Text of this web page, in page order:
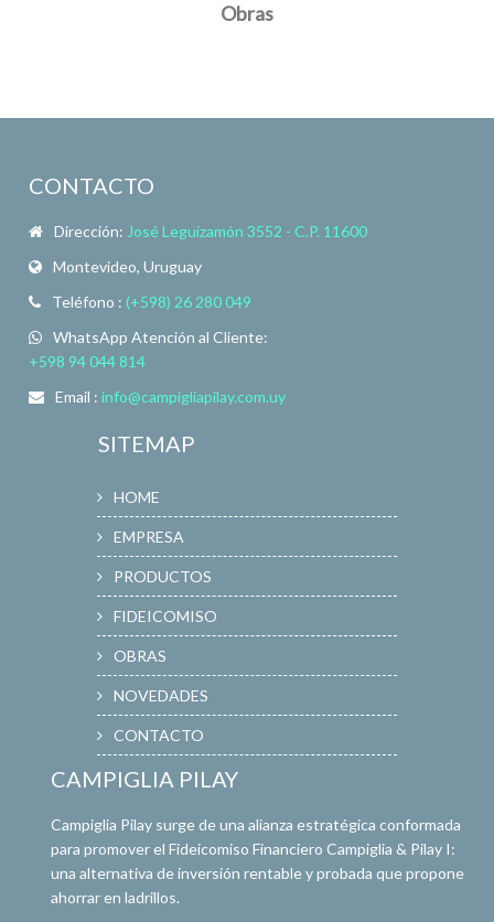
Obras
CONTACTO
Dirección: José Leguizamón 3552 - C.P. 11600
Montevideo, Uruguay
Teléfono : (+598) 26 280 049
WhatsApp Atención al Cliente:
+598 94 044 814
Email :info@campigliapilay.com.uy
SITEMAP
HOME
EMPRESA
PRODUCTOS
FIDEICOMISO
OBRAS
NOVEDADES
CONTACTO
CAMPIGLIA PILAY
Campiglia Pilay surge de una alianza estratégica conformada
para promover el Fideicomiso Financiero Campiglia & Pilay I:
una alternativa de inversión rentable y probada que propone
ahorrar en ladrillos.